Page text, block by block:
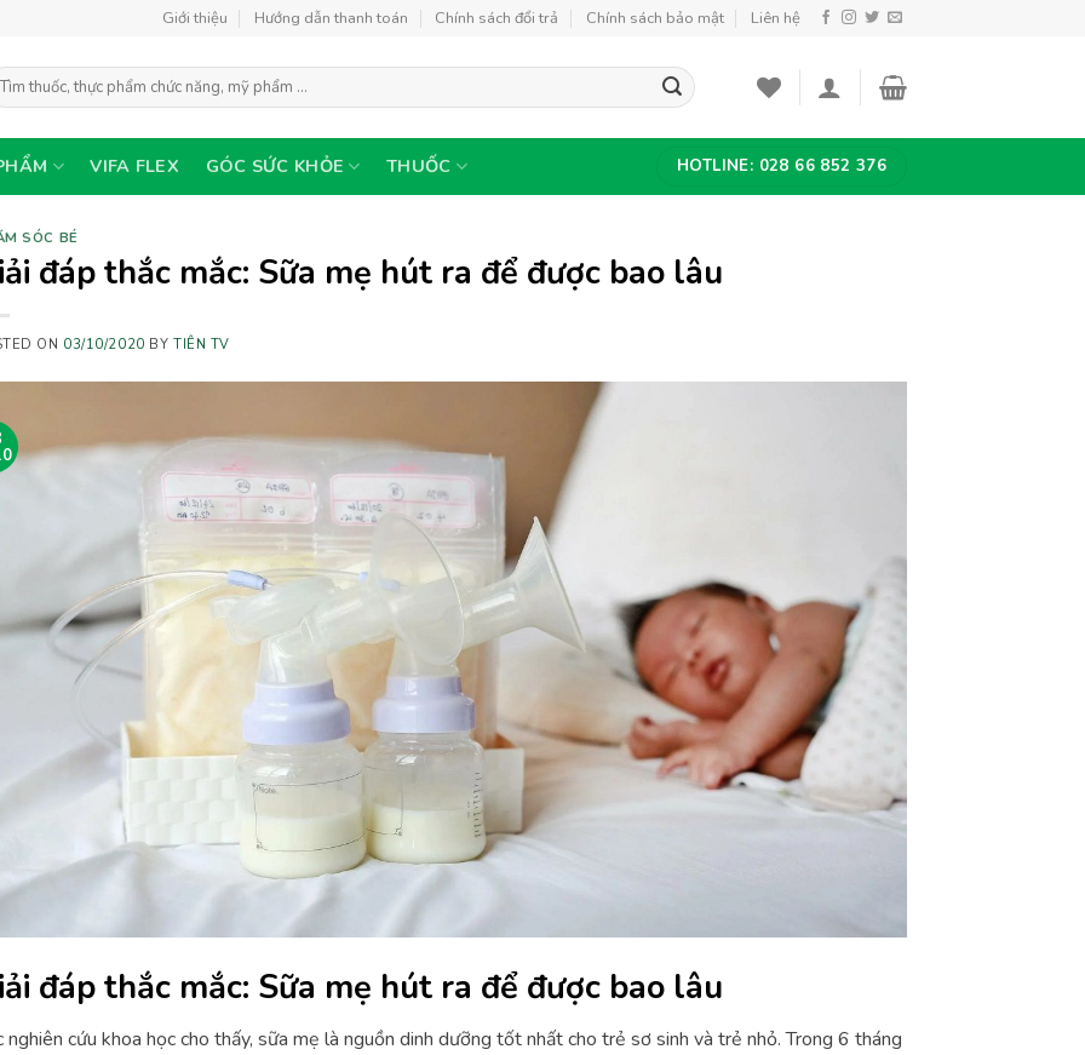
Giới thiệu Hướng dẫn thanh toán Chính sách đổi trả Chính sách bảo mật Liên hệ
VIFA FLEX GÓC SỨC KHỎE THUỐC HOTLINE: 028 66 852 376
SÓC BÉ
đáp thắc mắc: Sữa mẹ hút ra để được bao lâu
ON 03/10/2020 BY TIÊN TV
đáp thắc mắc: Sữa mẹ hút ra để được bao lâu
nghiên cứu khoa học cho thấy, sữa mẹ là nguồn dinh dưỡng tốt nhất cho trẻ sơ sinh và trẻ nhỏ. Trong 6 tháng